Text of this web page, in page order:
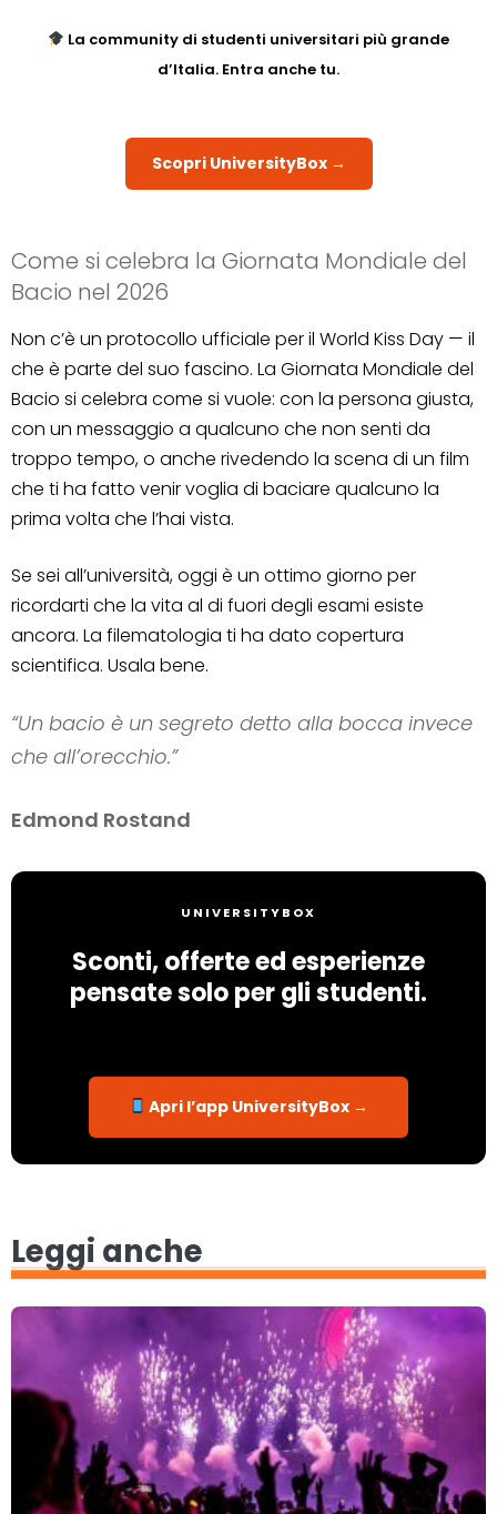
La community di studenti universitari più grande
d’Italia. Entra anche tu.
Scopri UniversityBox →
Come si celebra la Giornata Mondiale del
Bacio nel 2026
Non c’è un protocollo ufficiale per il World Kiss Day — il
che è parte del suo fascino. La Giornata Mondiale del
Bacio si celebra come si vuole: con la persona giusta,
con un messaggio a qualcuno che non senti da
troppo tempo, o anche rivedendo la scena di un film
che ti ha fatto venir voglia di baciare qualcuno la
prima volta che l’hai vista.
Se sei all’università, oggi è un ottimo giorno per
ricordarti che la vita al di fuori degli esami esiste
ancora. La filematologia ti ha dato copertura
scientifica. Usala bene.
“Un bacio è un segreto detto alla bocca invece
che all’orecchio.”
Edmond Rostand
UNIVERSITYBOX
Sconti, offerte ed esperienze
pensate solo per gli studenti.
Apri l’app UniversityBox →
Leggi anche